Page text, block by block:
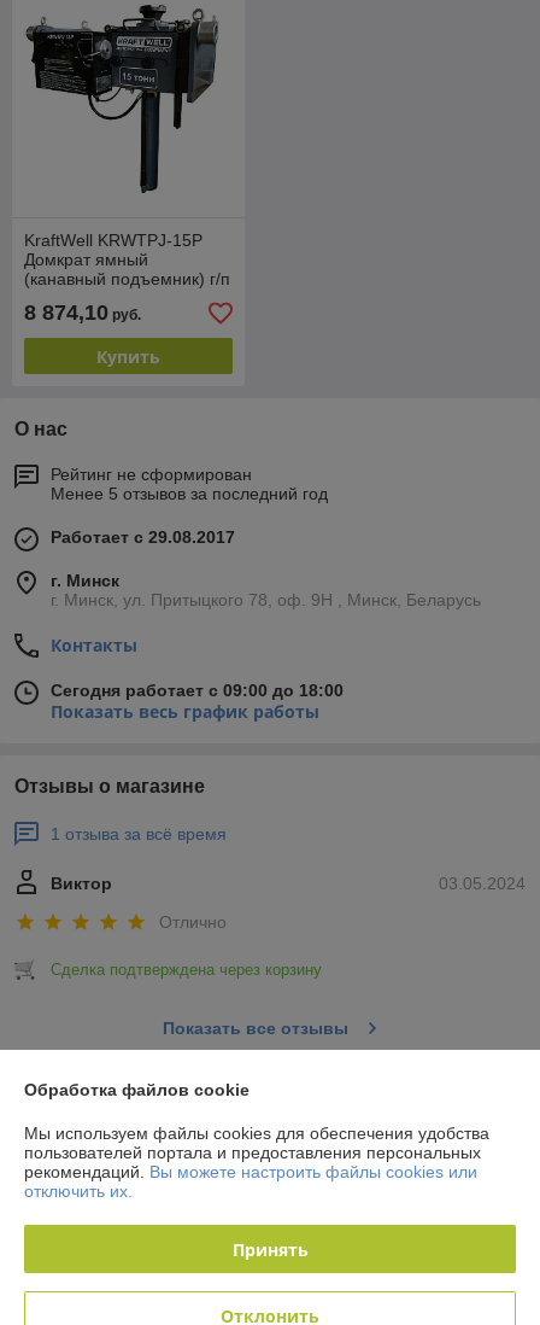
KraftWell KRWTPJ-15P
Домкрат ямный
(канавный подъемник) г/п
пневмогидравлический
8 874,10 руб.
Купить
О нас
Рейтинг не сформирован
Менее 5 отзывов за последний год
Работает с 29.08.2017
г. Минск
г. Минск, ул. Притыцкого 78, оф. 9Н , Минск, Беларусь
Контакты
Сегодня работает с 09:00 до 18:00
Показать весь график работы
Отзывы о магазине
1 отзыва за всё время
03.05.2024
Виктор
Отлично
Сделка подтверждена через корзину
Показать все отзывы
Контакты
Доставка и оплата
Обработка файлов cookie
Мы используем файлы cookies для обеспечения удобства
пользователей портала и предоставления персональных
рекомендаций. Вы можете настроить файлы cookies или
отключить их.
Принять
Отклонить